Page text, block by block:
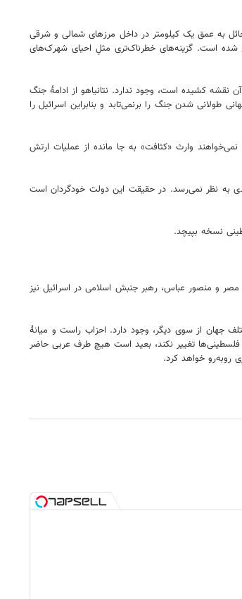
حائل به عمق یک کیلومتر در داخل مرزهای شمالی و شرقی
شده است. گزینه‌های خطرناک‌تری مثلِ احیای شهرک‌های
نقشه کشیده است، وجود ندارد. نتانیاهو از ادامۀ جنگ
طولانی شدن جنگ را برنمی‌تابد و بنابراین اسرائیل را
وارث «کثافت» به جا مانده از عملیات ارتش
جدی به نظر نمی‌رسد. در حقیقت این دولت خودگردان است
نسخه بپیچد.
و منصور عباس، رهبر جنبش اسلامی در اسرائیل نیز
جهان از سوی دیگر، وجود دارد. احزاب راست و میانۀ
به «معاملۀ قرن» را فرمول مطلوب خود در مورد چارچوب کشور فلسطینی می‌دانند، اما اگر این طرح حداقل به میزان ۲۰‌درصد به نفع فلسطینی‌ها تغییر نکند، بعید است هیچ طرف عربی حاضر
روبه‌رو خواهد کرد.